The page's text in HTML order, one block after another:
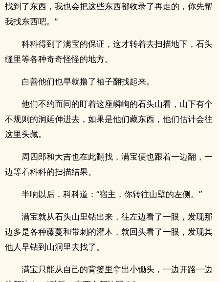
找到了东西，我也会把这些东西都收录了再走的，你先帮
我找东西吧。”
科科得到了满宝的保证，这才转着去扫描地下，石头
缝里等各种奇奇怪怪的地方。
白善他们也早就撸了袖子翻找起来。
他们不约而同的盯着这座嶙峋的石头山看，山下有个
不规则的洞延伸进去，如果是他们藏东西，他们估计会往
这里头藏。
周四郎和大吉也在此翻找，满宝便也跟着一边翻，一
边等着科科的扫描结果。
半响以后，科科道：“宿主，你转往山壁的左侧。”
满宝就从石头山里钻出来，往左边看了一眼，发现那
边多是各种藤蔓和带刺的灌木，就回头看了一眼，发现其
他人早钻到山洞里去找了。
满宝只能从自己的背篓里拿出小锄头，一边开路一边